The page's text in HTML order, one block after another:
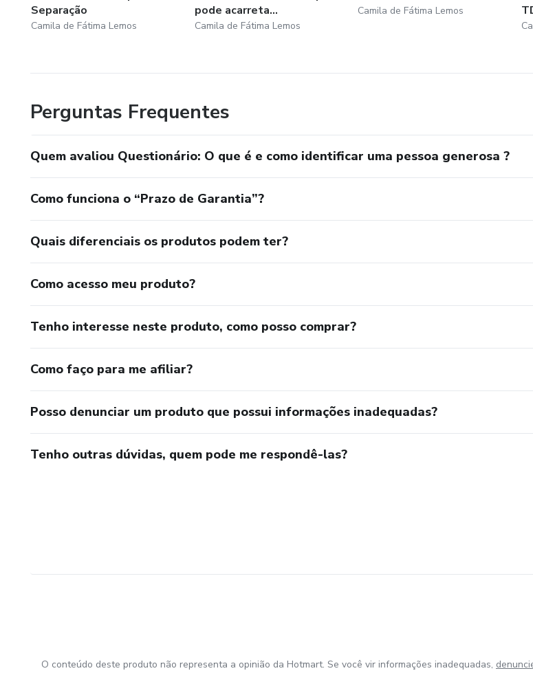
Separação
Camila de Fátima Lemos
pode acarreta...
Camila de Fátima Lemos
Camila de Fátima Lemos
Perguntas Frequentes
Quem avaliou Questionário: O que é e como identificar uma pessoa generosa ?
Como funciona o “Prazo de Garantia”?
Quais diferenciais os produtos podem ter?
Como acesso meu produto?
Tenho interesse neste produto, como posso comprar?
Como faço para me afiliar?
Posso denunciar um produto que possui informações inadequadas?
Tenho outras dúvidas, quem pode me respondê-las?
O conteúdo deste produto não representa a opinião da Hotmart. Se você vir informações inadequadas,